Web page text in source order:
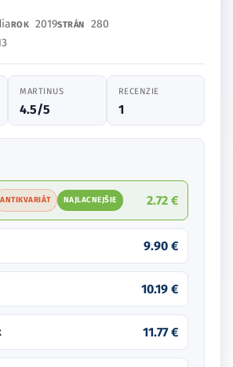
ROK 2019STRÁN 280
MARTINUS
4.5/5
RECENZIE
1
ANTIKVARIÁT NAJLACNEJŠIE 2.72 €
9.90 €
10.19 €
11.77 €